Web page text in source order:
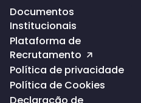
Documentos
Institucionais
Plataforma de
Recrutamento
Política de privacidade
Política de Cookies
Declaração de